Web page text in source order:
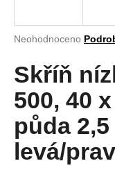
Průměrné
produktu
je
0,0
z
hvězdiček.
Neohodnoceno
Skříň
500, 40
půda
levá/
j
t
?